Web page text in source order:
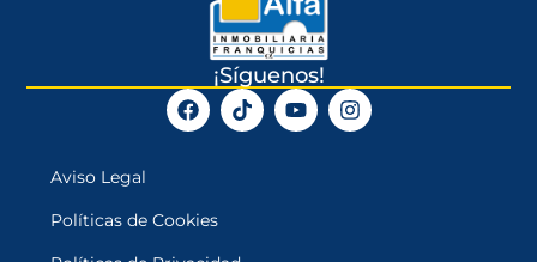
¡Síguenos!
Aviso Legal
Políticas de Cookies